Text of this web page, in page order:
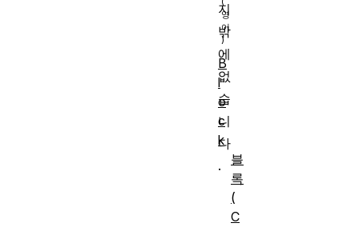
지
밖
에
없
습
니
다
.
B
l
o
c
k
블
록
(
C